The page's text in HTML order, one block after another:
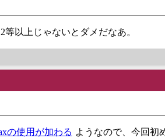
以上じゃないとダメだなあ。
の使用が加わる ようなので、今回初